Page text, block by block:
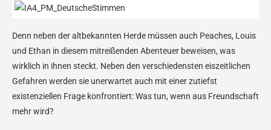
Denn neben der altbekannten Herde müssen auch Peaches, Louis
und Ethan in diesem mitreißenden Abenteuer beweisen, was
wirklich in ihnen steckt. Neben den verschiedensten eiszeitlichen
Gefahren werden sie unerwartet auch mit einer zutiefst
existenziellen Frage konfrontiert: Was tun, wenn aus Freundschaft
mehr wird?